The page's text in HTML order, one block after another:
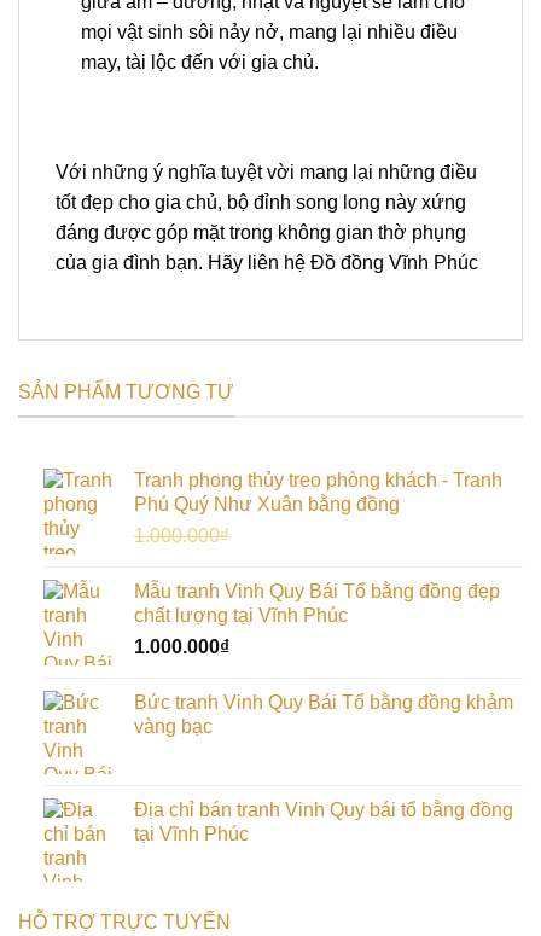
mọi vật sinh sôi nảy nở, mang lại nhiều điều
may, tài lộc đến với gia chủ.
Với những ý nghĩa tuyệt vời mang lại những điều
tốt đẹp cho gia chủ, bộ đỉnh song long này xứng
đáng được góp mặt trong không gian thờ phụng
của gia đình bạn. Hãy liên hệ Đồ đồng Vĩnh Phúc
SẢN PHẨM TƯƠNG TỰ
Tranh phong thủy treo phòng khách - Tranh
Phú Quý Như Xuân bằng đồng
1.000.000₫
là:
1.000.000₫.
tại
là:
Mẫu tranh Vinh Quy Bái Tổ bằng đồng đẹp
chất lượng tại Vĩnh Phúc
1.000.000₫
Bức tranh Vinh Quy Bái Tổ bằng đồng khảm
vàng bạc
Địa chỉ bán tranh Vinh Quy bái tổ bằng đồng
tại Vĩnh Phúc
HỖ TRỢ TRỰC TUYẾN